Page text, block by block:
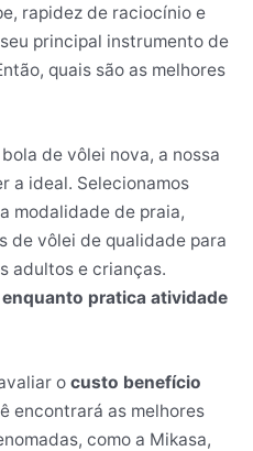
rapidez de raciocínio e
principal instrumento de
quais são as melhores
de vôlei nova, a nossa
a ideal. Selecionamos
modalidade de praia,
de vôlei de qualidade para
adultos e crianças.
pratica atividade
o custo benefício
encontrará as melhores
como a Mikasa,